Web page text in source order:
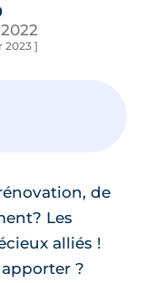
2023 ]
de
Les
alliés !
?